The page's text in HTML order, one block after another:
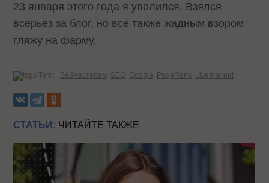
23 января этого года я уволился. Взялся
всерьез за блог, но всё также жадным взором
гляжу на фарму.
Теги: Вебмастерам SEO Google PageRank LiveInternet
СТАТЬИ: ЧИТАЙТЕ ТАКЖЕ